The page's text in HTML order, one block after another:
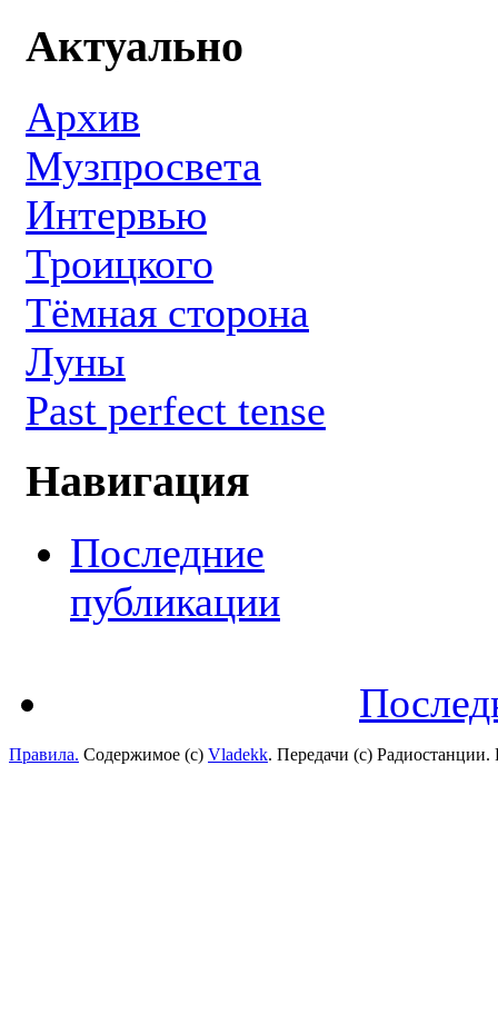
Актуально
Архив
Музпросвета
Интервью
Троицкого
Тёмная сторона
Луны
Past perfect tense
Навигация
Последние
публикации
Правила. Содержимое (с) Vladekk. Передачи (с)